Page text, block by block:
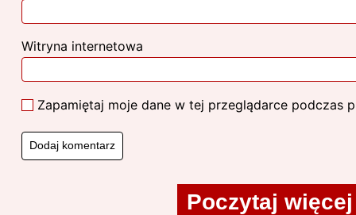
Witryna internetowa
Zapamiętaj moje dane w tej przeglądarce podczas
Poczytaj więcej